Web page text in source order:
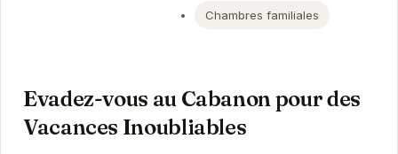
Chambres familiales
Evadez-vous au Cabanon pour des
Vacances Inoubliables